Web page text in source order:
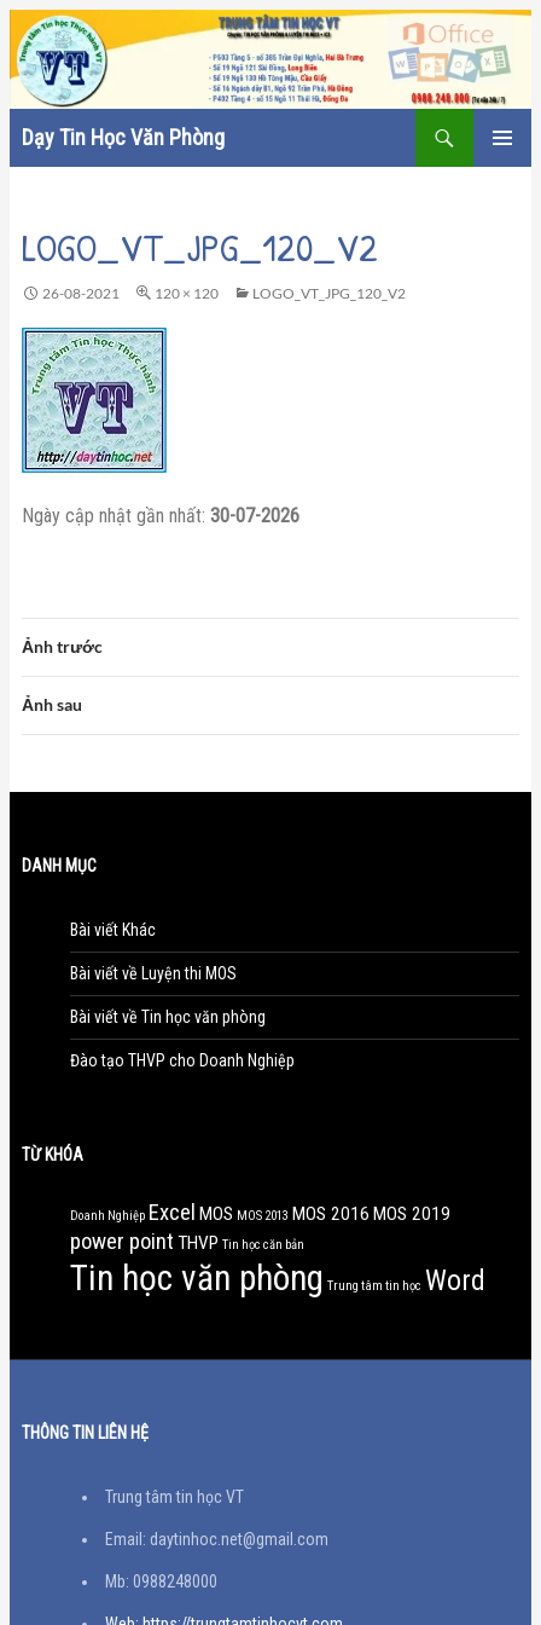
Dạy Tin Học Văn Phòng
kiếm
DUNG
LOGO_VT_JPG_120_V2
26-08-2021 120 × 120 LOGO_VT_JPG_120_V2
Ngày cập nhật gần nhất: 30-07-2026
Ảnh trước
Ảnh sau
DANH MỤC
Bài viết Khác
Bài viết về Luyện thi MOS
Bài viết về Tin học văn phòng
Đào tạo THVP cho Doanh Nghiệp
TỪ KHÓA
Doanh Nghiệp Excel MOS MOS 2013 MOS 2016 MOS 2019
power point THVP Tin học căn bản
Tin học văn phòng Trung tâm tin học Word
THÔNG TIN LIÊN HỆ
Trung tâm tin học VT
Email: daytinhoc.net@gmail.com
Mb: 0988248000